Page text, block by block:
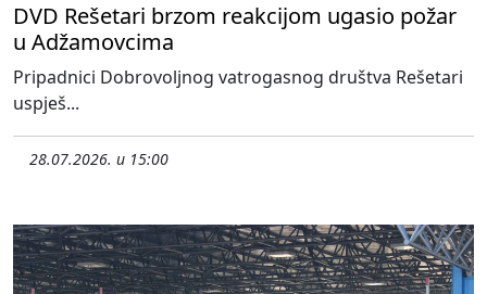
DVD Rešetari brzom reakcijom ugasio požar
u Adžamovcima
Pripadnici Dobrovoljnog vatrogasnog društva Rešetari
uspješ...
28.07.2026. u 15:00